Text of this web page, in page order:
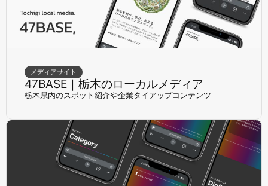
メディアサイト
47BASE｜栃木のローカルメディア
栃木県内のスポット紹介や企業タイアップコンテンツ